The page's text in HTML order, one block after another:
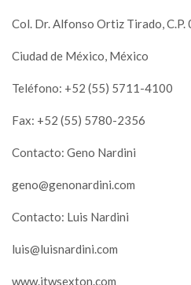
Col. Dr. Alfonso Ortiz Tirado, C.P.
Ciudad de México, México
Teléfono: +52 (55) 5711-4100
Fax: +52 (55) 5780-2356
Contacto: Geno Nardini
geno@genonardini.com
Contacto: Luis Nardini
luis@luisnardini.com
www.itwsexton.com